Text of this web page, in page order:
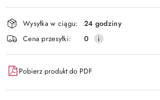
Wyślij
dostawa
Wysyłka w ciągu:
24 godziny
Cena przesyłki:
0
Pobierz produkt do PDF